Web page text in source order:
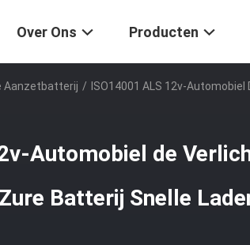
Over Ons Producten
Aanzetbatterij / ISO14001 ALS 12v-
Automobiel de
Batterij Snelle